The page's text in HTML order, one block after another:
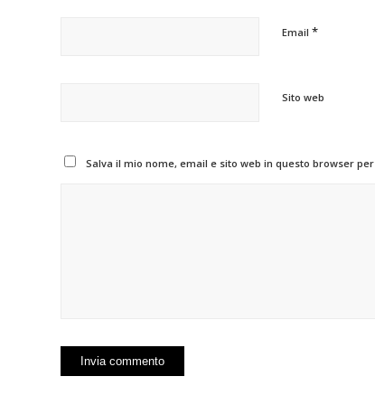
Email *
Sito web
Salva il mio nome, email e sito web in questo browser